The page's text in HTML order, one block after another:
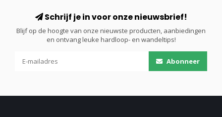
Schrijf je in voor onze nieuwsbrief!
Blijf op de hoogte van onze nieuwste producten, aanbiedingen
en ontvang leuke hardloop- en wandeltips!
Abonneer